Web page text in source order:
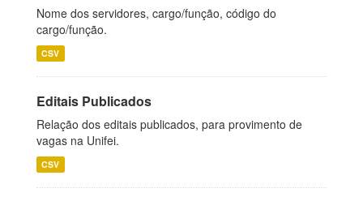
Nome dos servidores, cargo/função, código do
cargo/função.
CSV
Editais Publicados
Relação dos editais publicados, para provimento de
vagas na Unifei.
CSV